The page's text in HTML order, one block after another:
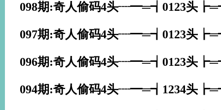
098期:奇人偷码4头┈━═┪0123头
097期:奇人偷码4头┈━═┪0123头
096期:奇人偷码4头┈━═┪0123头
094期:奇人偷码4头┈━═┪1234头